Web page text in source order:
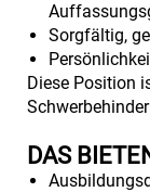
Sorgfältig,
Diese Position
DAS